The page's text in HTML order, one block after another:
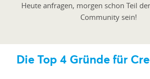
Heute anfragen, morgen schon Teil
Community sein!
Die Top 4 Gründe für